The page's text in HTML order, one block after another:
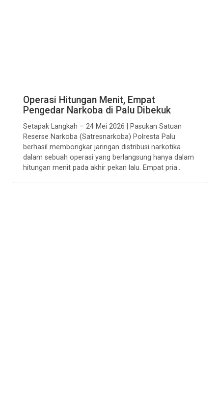
Operasi Hitungan Menit, Empat
Pengedar Narkoba di Palu Dibekuk
Setapak Langkah – 24 Mei 2026 | Pasukan Satuan
Reserse Narkoba (Satresnarkoba) Polresta Palu
berhasil membongkar jaringan distribusi narkotika
dalam sebuah operasi yang berlangsung hanya dalam
hitungan menit pada akhir pekan lalu. Empat pria...